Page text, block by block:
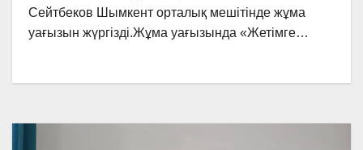
Сейтбеков Шымкент орталық мешітінде жұма
уағызын жүргізді.Жұма уағызында «Жетімге…